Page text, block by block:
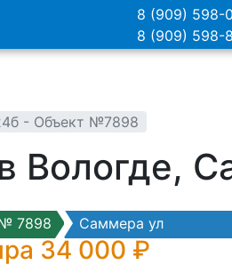
8 (909) 598-
8 (909) 598-
- Объект №7898
Вологде,
7898 Саммера ул
34 000 ₽